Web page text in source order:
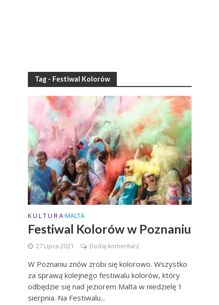
Tag - Festiwal Kolorów
K U L T U R A•MALTA
Festiwal Kolorów w Poznaniu
27 Lipca 2021 Dodaj komentarz
W Poznaniu znów zrobi się kolorowo. Wszystko
za sprawą kolejnego festiwalu kolorów, który
odbędzie się nad jeziorem Malta w niedzielę 1
sierpnia. Na Festiwalu...